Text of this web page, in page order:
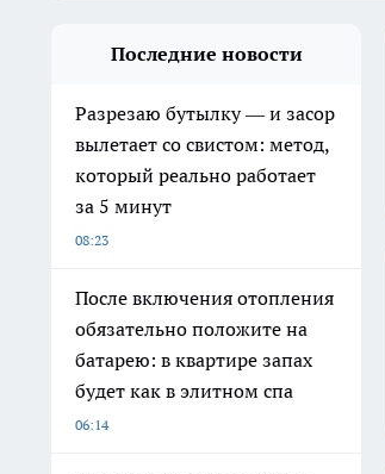
Последние новости
Разрезаю бутылку — и засор
вылетает со свистом: метод,
который реально работает
за 5 минут
08:23
После включения отопления
обязательно положите на
батарею: в квартире запах
будет как в элитном спа
06:14